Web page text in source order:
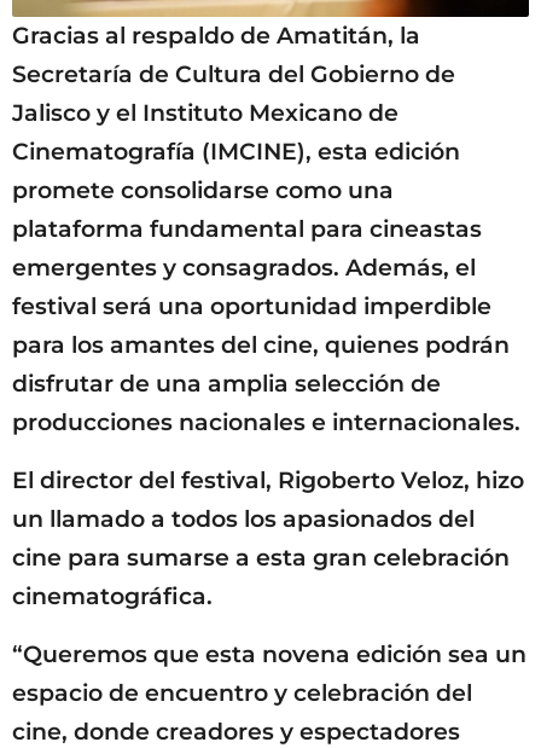
Gracias al respaldo de Amatitán, la
Secretaría de Cultura del Gobierno de
Jalisco y el Instituto Mexicano de
Cinematografía (IMCINE), esta edición
promete consolidarse como una
plataforma fundamental para cineastas
emergentes y consagrados. Además, el
festival será una oportunidad imperdible
para los amantes del cine, quienes podrán
disfrutar de una amplia selección de
producciones nacionales e internacionales.
El director del festival, Rigoberto Veloz, hizo
un llamado a todos los apasionados del
cine para sumarse a esta gran celebración
cinematográfica.
“Queremos que esta novena edición sea un
espacio de encuentro y celebración del
cine, donde creadores y espectadores